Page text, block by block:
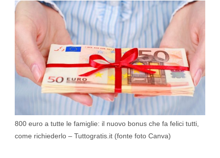
800 euro a tutte le famiglie: il nuovo bonus che fa felici tutti,
come richiederlo – Tuttogratis.it (fonte foto Canva)